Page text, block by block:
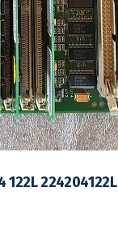
122L 224204122L